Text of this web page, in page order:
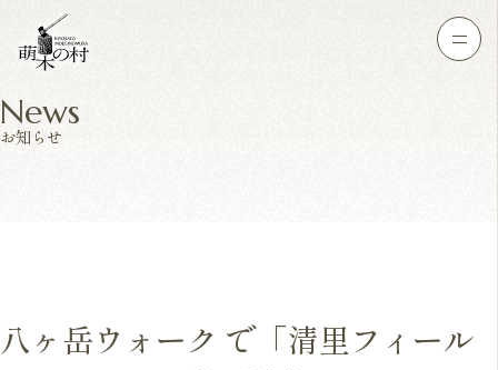
News
お知らせ
八ヶ岳ウォーク で「清里フィール